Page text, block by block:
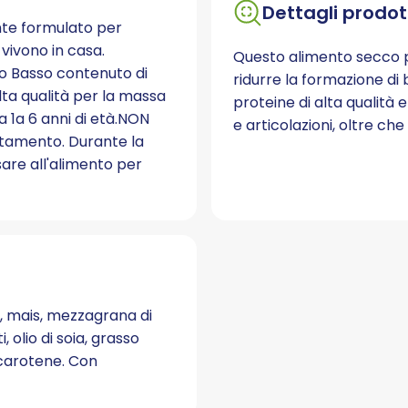
formulato per
in casa.
Basso contenuto di
qualità per la massa
6 anni di età.NON
Durante la
all'alimento per
Dettagli
Questo alimento
ridurre la formazione di
proteine di alta qualità
e articolazioni, oltre
mais, mezzagrana di
olio di soia, grasso
Con